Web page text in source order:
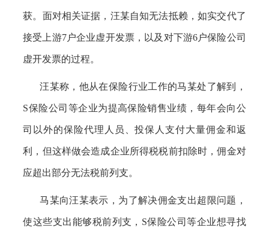
获。面对相关证据，汪某自知无法抵赖，如实交代了
接受上游7户企业虚开发票，以及对下游6户保险公司
虚开发票的过程。
汪某称，他从在保险行业工作的马某处了解到，
S保险公司等企业为提高保险销售业绩，每年会向公
司以外的保险代理人员、投保人支付大量佣金和返
利，但这样做会造成企业所得税税前扣除时，佣金对
应超出部分无法税前列支。
马某向汪某表示，为了解决佣金支出超限问题，
使这些支出能够税前列支， S保险公司等企业想寻找